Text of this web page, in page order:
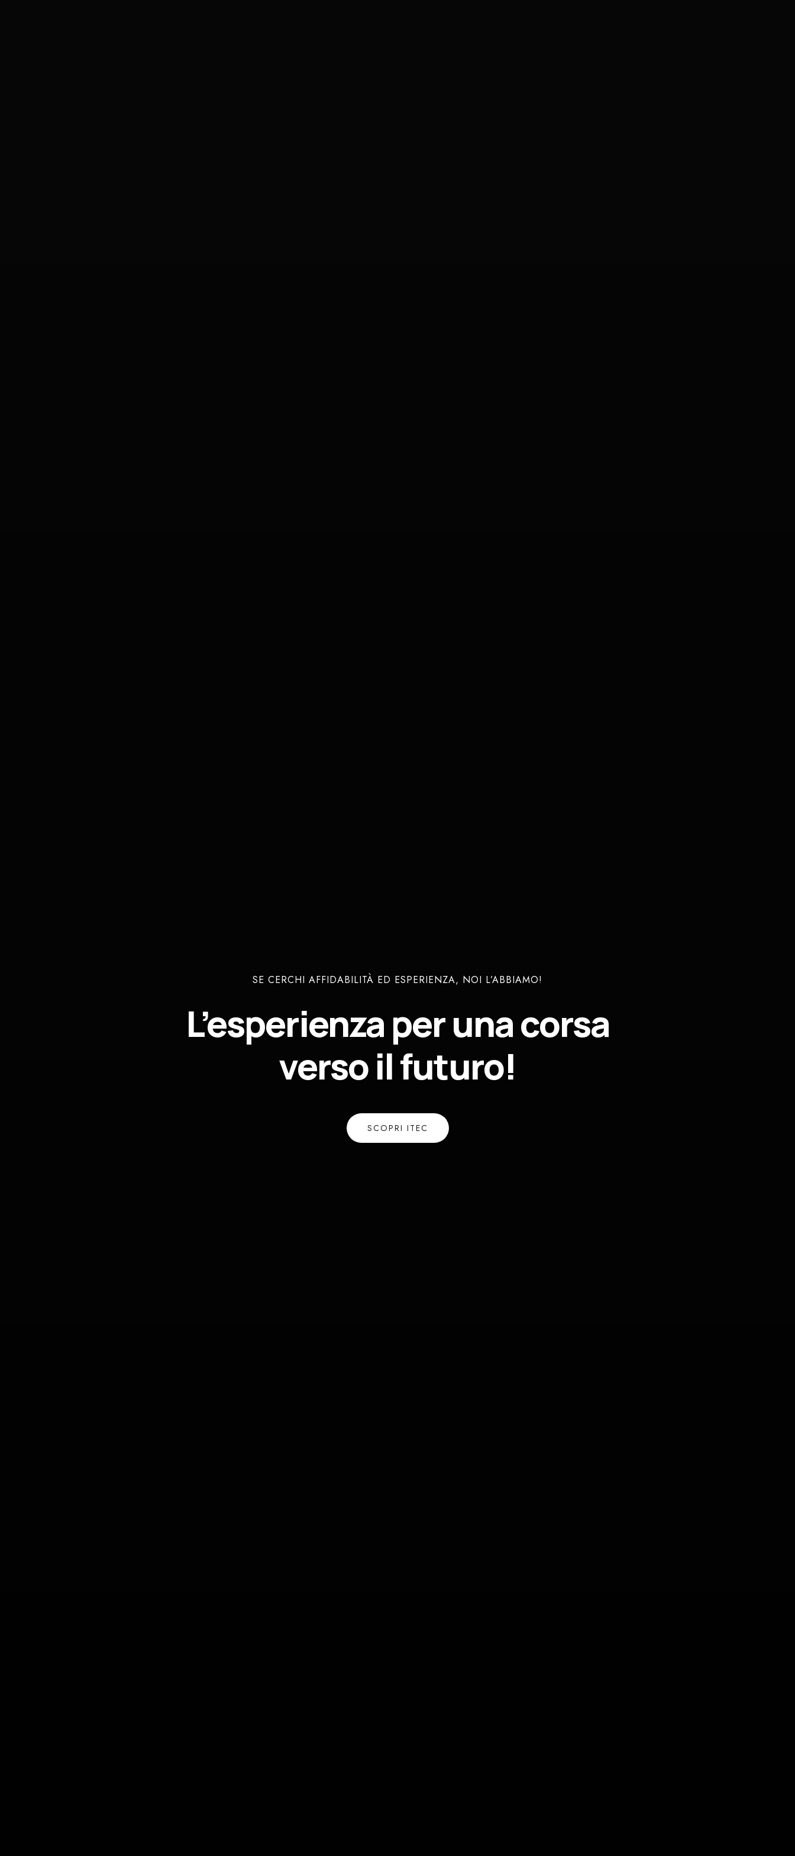
SE CERCHI AFFIDABILITÀ ED ESPERIENZA, NOI L’ABBIAMO!
L’esperienzaperunacorsa
versoilfuturo!
SCOPRI ITEC